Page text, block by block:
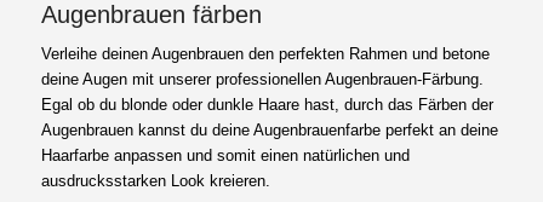
Augenbrauen färben
Verleihe deinen Augenbrauen den perfekten Rahmen und betone
deine Augen mit unserer professionellen Augenbrauen-Färbung.
Egal ob du blonde oder dunkle Haare hast, durch das Färben der
Augenbrauen kannst du deine Augenbrauenfarbe perfekt an deine
Haarfarbe anpassen und somit einen natürlichen und
ausdrucksstarken Look kreieren.